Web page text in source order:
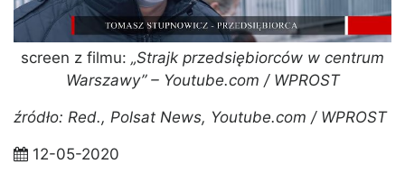
screen z filmu: „Strajk przedsiębiorców w centrum
Warszawy” – Youtube.com / WPROST
źródło: Red., Polsat News, Youtube.com / WPROST
12-05-2020